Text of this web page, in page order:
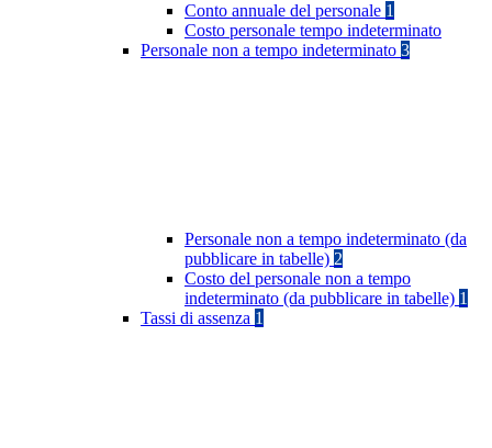
Conto annuale del personale 1
Costo personale tempo indeterminato
Personale non a tempo indeterminato 3
Personale non a tempo indeterminato (da
pubblicare in tabelle) 2
Costo del personale non a tempo
indeterminato (da pubblicare in tabelle) 1
Tassi di assenza 1